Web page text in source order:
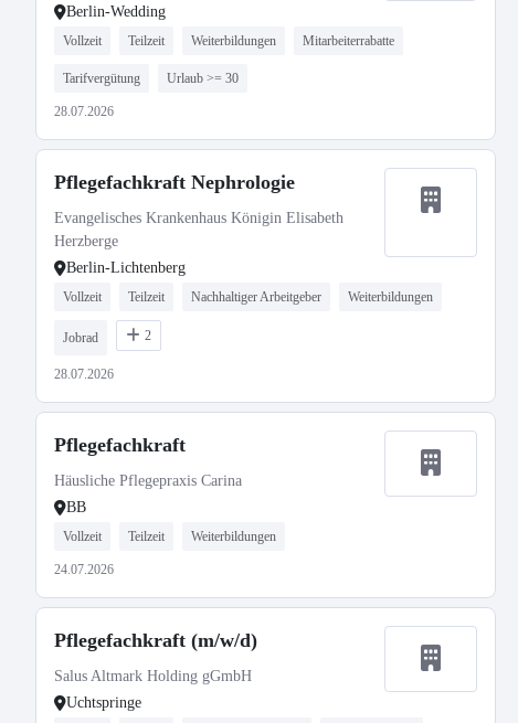
Berlin-Wedding
Vollzeit Teilzeit Weiterbildungen Mitarbeiterrabatte
Tarifvergütung Urlaub >= 30
28.07.2026
Pflegefachkraft Nephrologie
Evangelisches Krankenhaus Königin Elisabeth
Herzberge
Berlin-Lichtenberg
Vollzeit Teilzeit Nachhaltiger Arbeitgeber Weiterbildungen
Jobrad 2
28.07.2026
Pflegefachkraft
Häusliche Pflegepraxis Carina
BB
Vollzeit Teilzeit Weiterbildungen
24.07.2026
Pflegefachkraft (m/w/d)
Salus Altmark Holding gGmbH
Uchtspringe